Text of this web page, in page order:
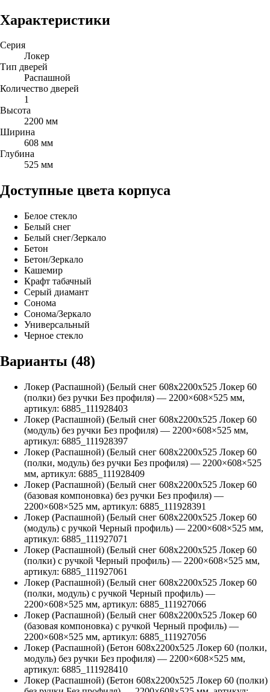
Характеристики
Серия
Локер
Тип дверей
Распашной
Количество дверей
1
Высота
2200 мм
Ширина
608 мм
Глубина
525 мм
Доступные цвета корпуса
Белое стекло
Белый снег
Белый снег/Зеркало
Бетон
Бетон/Зеркало
Кашемир
Крафт табачный
Серый диамант
Сонома
Сонома/Зеркало
Универсальный
Черное стекло
Варианты (48)
Локер (Распашной) (Белый снег 608х2200х525 Локер 60
(полки) без ручки Без профиля) — 2200×608×525 мм,
артикул: 6885_111928403
Локер (Распашной) (Белый снег 608х2200х525 Локер 60
(модуль) без ручки Без профиля) — 2200×608×525 мм,
артикул: 6885_111928397
Локер (Распашной) (Белый снег 608х2200х525 Локер 60
(полки, модуль) без ручки Без профиля) — 2200×608×525
мм, артикул: 6885_111928409
Локер (Распашной) (Белый снег 608х2200х525 Локер 60
(базовая компоновка) без ручки Без профиля) —
2200×608×525 мм, артикул: 6885_111928391
Локер (Распашной) (Белый снег 608х2200х525 Локер 60
(модуль) с ручкой Черный профиль) — 2200×608×525 мм,
артикул: 6885_111927071
Локер (Распашной) (Белый снег 608х2200х525 Локер 60
(полки) с ручкой Черный профиль) — 2200×608×525 мм,
артикул: 6885_111927061
Локер (Распашной) (Белый снег 608х2200х525 Локер 60
(полки, модуль) с ручкой Черный профиль) —
2200×608×525 мм, артикул: 6885_111927066
Локер (Распашной) (Белый снег 608х2200х525 Локер 60
(базовая компоновка) с ручкой Черный профиль) —
2200×608×525 мм, артикул: 6885_111927056
Локер (Распашной) (Бетон 608х2200х525 Локер 60 (полки,
модуль) без ручки Без профиля) — 2200×608×525 мм,
артикул: 6885_111928410
Локер (Распашной) (Бетон 608х2200х525 Локер 60 (полки)